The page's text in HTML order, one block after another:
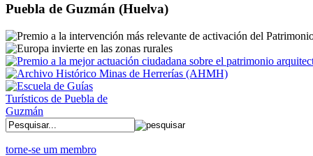
Puebla de Guzmán (Huelva)
torne-se um membro